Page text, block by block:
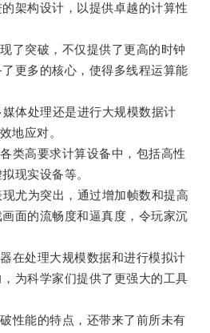
架构设计，以提供卓越的计算性
突破，不仅提供了更高的时钟
更多的核心，使得多线程运算能
处理还是进行大规模数据计
地应对。
高要求计算设备中，包括高性
现实设备等。
为突出，通过增加帧数和提高
面的流畅度和逼真度，令玩家沉
处理大规模数据和进行模拟计
为科学家们提供了更强大的工具
能的特点，还带来了前所未有